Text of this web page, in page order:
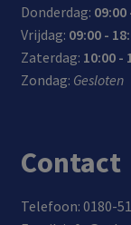
Donderdag: 09:00
Vrijdag: 09:00 -
Zaterdag: 10:00 -
Zondag: Gesloten
Contact
Telefoon: 0180-